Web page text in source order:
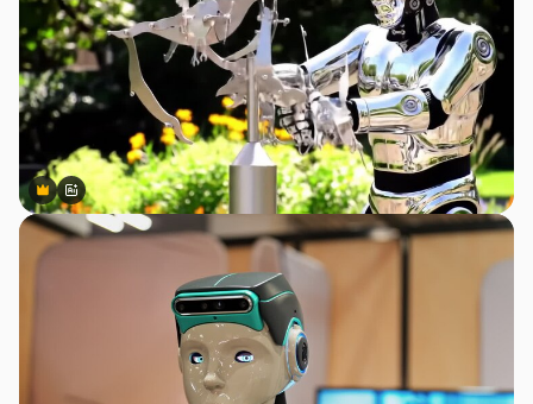
Premium
Premium
สร้างขึ้นโดย AI